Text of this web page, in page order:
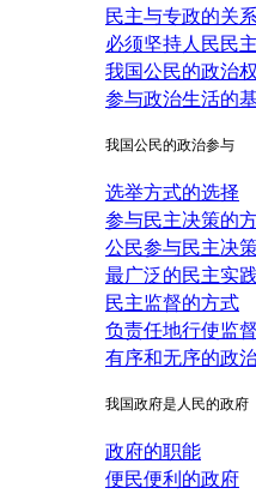
民主与专政的关系
必须坚持人民民
我国公民的政治
参与政治生活的
我国公民的政治参与
选举方式的选择
参与民主决策的
公民参与民主决
最广泛的民主实践
民主监督的方式
负责任地行使监
有序和无序的政
我国政府是人民的政府
政府的职能
便民便利的政府